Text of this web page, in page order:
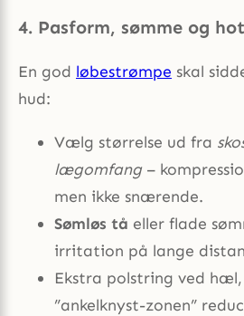
4. Pasform, sømme og
En god løbestrømpe skal
hud:
Vælg størrelse ud fra
lægomfang–
men ikke snærende.
Sømløs tå eller flade
irritation på lange
Ekstra polstring ved
”ankelknyst-zonen”